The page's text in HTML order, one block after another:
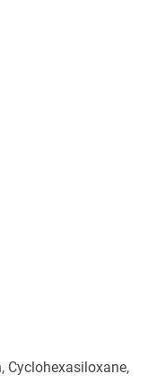
Cyclohexasiloxane,